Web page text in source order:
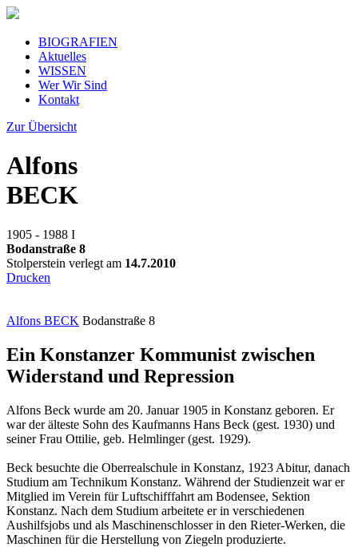
BIOGRAFIEN
Aktuelles
WISSEN
Wer Wir Sind
Kontakt
Zur Übersicht
Alfons
BECK
1905 - 1988 I
Bodanstraße 8
Stolperstein verlegt am 14.7.2010
Drucken
Alfons BECK Bodanstraße 8
Ein Konstanzer Kommunist zwischen
Widerstand und Repression
Alfons Beck wurde am 20. Januar 1905 in Konstanz geboren. Er
war der älteste Sohn des Kaufmanns Hans Beck (gest. 1930) und
seiner Frau Ottilie, geb. Helmlinger (gest. 1929).
Beck besuchte die Oberrealschule in Konstanz, 1923 Abitur, danach
Studium am Technikum Konstanz. Während der Studienzeit war er
Mitglied im Verein für Luft­schifffahrt am Bodensee, Sektion
Konstanz. Nach dem Studium arbeitete er in verschiedenen
Aushilfsjobs und als Maschinenschlosser in den Rieter-Werken, die
Maschinen für die Herstellung von Ziegeln produzierte.